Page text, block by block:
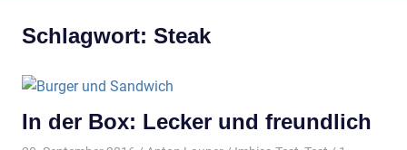
Schlagwort: Steak
In der Box: Lecker und freundlich